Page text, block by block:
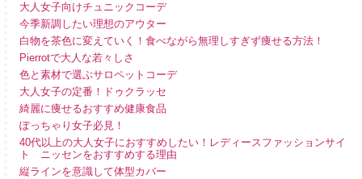
大人女子向けチュニックコーデ
今季新調したい理想のアウター
白物を茶色に変えていく！食べながら無理しすぎず痩せる方法！
Pierrotで大人な若々しさ
色と素材で選ぶサロペットコーデ
大人女子の定番！ドゥクラッセ
綺麗に痩せるおすすめ健康食品
ぽっちゃり女子必見！
40代以上の大人女子におすすめしたい！レディースファッションサイ
ト ニッセンをおすすめする理由
縦ラインを意識して体型カバー